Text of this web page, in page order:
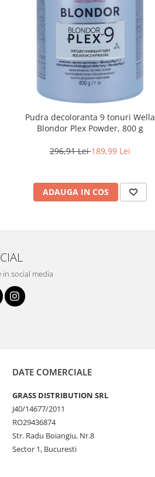
Pudra decoloranta 9 tonuri Wella
Blondor Plex Powder, 800 g
296,91 Lei189,99 Lei
ADAUGA IN COS
in social media
DATE COMERCIALE
GRASS DISTRIBUTION SRL
J40/14677/2011
RO29436874
Str. Radu Boiangiu, Nr.8
Sector 1, Bucuresti